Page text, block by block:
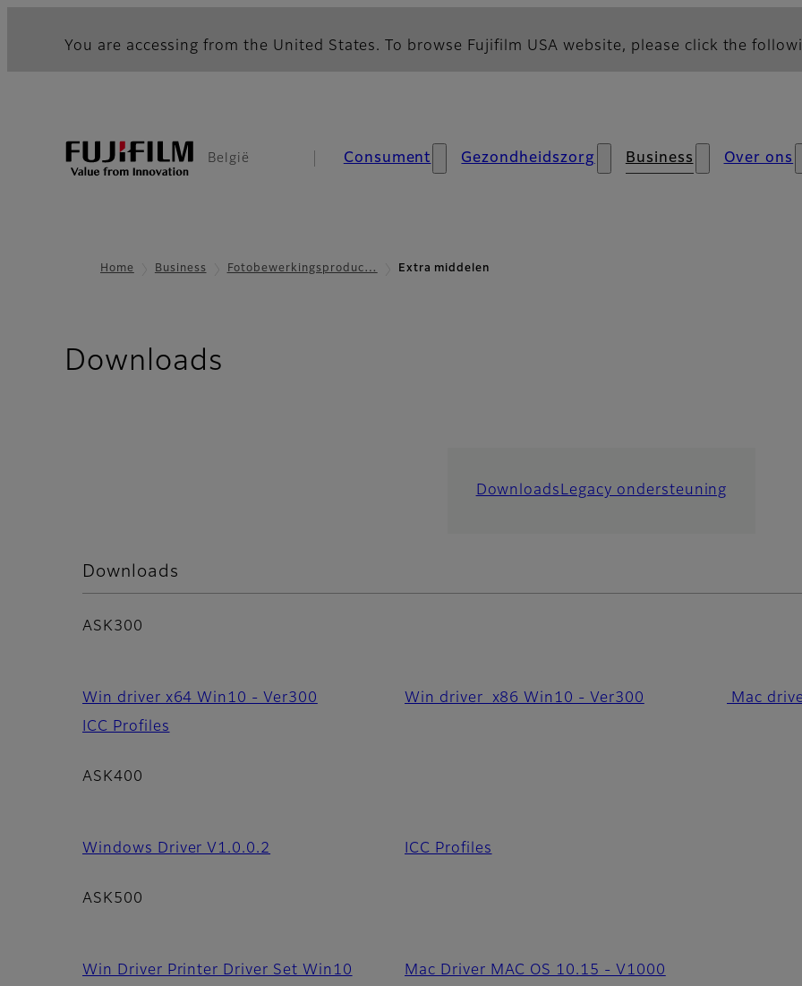
You are accessing from the United States. To browse Fujifilm USA website, please click the
België Consument Gezondheidszorg Business Over ons
Home Business Fotobewerkingsproduc… Extra middelen
Downloads
Downloads Legacy ondersteuning
Downloads
ASK300
Win driver x64 Win10 - Ver300 Win driver x86 Win10 - Ver300
Mac
ICC Profiles
ASK400
Windows Driver V1.0.0.2 ICC Profiles
ASK500
Win Driver Printer Driver Set Win10
Mac Driver MAC OS 10.15 - V1000